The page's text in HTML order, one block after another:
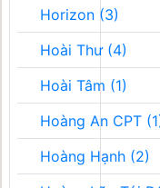
Horizon (3)
Hoài Thư (4)
Hoài Tâm (1)
Hoàng An CPT
Hoàng Hạnh (2)